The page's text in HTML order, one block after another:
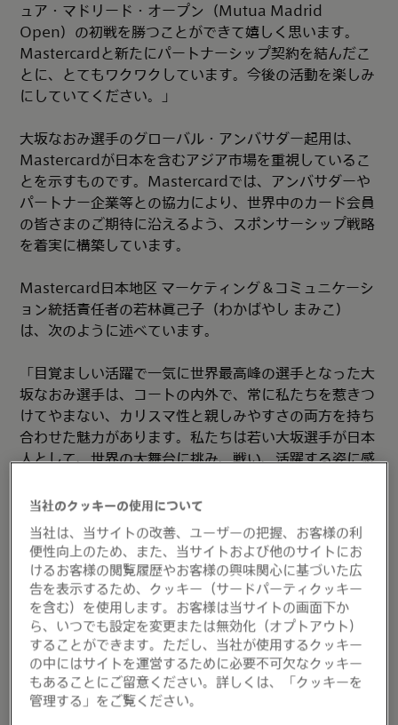
ュア・マドリード・オープン（Mutua Madrid
Open）の初戦を勝つことができて嬉しく思います。
Mastercardと新たにパートナーシップ契約を結んだこ
とに、とてもワクワクしています。今後の活動を楽しみ
にしていてください。」
大坂なおみ選手のグローバル・アンバサダー起用は、
Mastercardが日本を含むアジア市場を重視しているこ
とを示すものです。Mastercardでは、アンバサダーや
パートナー企業等との協力により、世界中のカード会員
の皆さまのご期待に沿えるよう、スポンサーシップ戦略
を着実に構築しています。
Mastercard日本地区 マーケティング＆コミュニケーシ
ョン統括責任者の若林眞己子（わかばやし まみこ）
は、次のように述べています。
「目覚ましい活躍で一気に世界最高峰の選手となった大
坂なおみ選手は、コートの内外で、常に私たちを惹きつ
けてやまない、カリスマ性と親しみやすさの両方を持ち
合わせた魅力があります。私たちは若い大坂選手が日本
人として、世界の大舞台に挑み、戦い、活躍する姿に感
れる大坂選手が、このたびMastercardアンバサダーの
一員に加わったことにより、大坂選手とこれからの世代
を担う日本の若い世代へエールを贈るとともに、今後、
日本市場において、Mastercardならではの価値の高
い、より差別化された体験と活動の機会を日本のカード
会員様にご提供出来ることを大変嬉しく思います。」
大坂なおみ選手は2018年の全米オープンと2019年の
全豪オープンというメジャー2大会を連覇したことで世
界的に大きな注目を集めています。女子選手によるグラ
当社のクッキーの使用について
当社は、当サイトの改善、ユーザーの把握、お客様の利
便性向上のため、また、当サイトおよび他のサイトにお
けるお客様の閲覧履歴やお客様の興味関心に基づいた広
告を表示するため、クッキー（サードパーティクッキー
を含む）を使用します。お客様は当サイトの画面下か
ら、いつでも設定を変更または無効化（オプトアウト）
することができます。ただし、当社が使用するクッキー
の中にはサイトを運営するために必要不可欠なクッキー
もあることにご留意ください。詳しくは、「クッキーを
管理する」をご覧ください。